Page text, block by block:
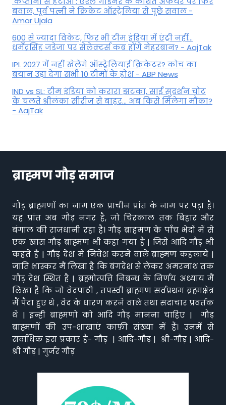
बवाल, पूर्व पत्नी ने क्रिकेट ऑस्ट्रेलिया से पूछे सवाल -
Amar Ujala
600 से ज्यादा विकेट, फिर भी टीम इंडिया में एंट्री नहीं...
धर्मेंद्रसिंह जडेजा पर सेलेक्टर्स कब होंगे मेहरबान? - AajTak
IPL 2027 में नहीं खेलेंगे ऑस्ट्रेलियाई क्रिकेटर? कोच का
बयान उड़ा देगा सभी 10 टीमों के होश - ABP News
IND vs SL: टीम इंड‍िया को करारा झटका, साई सुदर्शन चोट
के चलते श्रीलंका सीरीज से बाहर... अब किसे म‍िलेगा मौका?
- AajTak
ब्राह्मण गौड़ समाज
गौड़ ब्राह्मणों का नाम एक प्राचीन प्रांत के नाम पर पड़ा है।
यह प्रांत अब गौड़ नगर है, जो चिरकाल तक बिहार और
बंगाल की राजधानी रहा है। गौड़ ब्राहमण के पाँच भेदों में से
एक खास गौड़ ब्राह्मण भी कहा गया है | जिसे आदि गौड़ भी
कहते हैं | गौड़ देश में निवेश करने वाले ब्राह्मण कहलाये |
जाति भास्कर मैं लिखा है कि बंगदेश से लेकर अमरनाथ तक
गौड़ देश स्थित है | ब्रह्मोत्पत्ति निबन्ध के निर्णय अध्याय मैं
लिखा है कि जो वेदपाठी , तपस्वी ब्राह्मण सर्वप्रथम ब्रह्मक्षेत्र
मैं पैदा हुए थे , वेद के धारण करने वाले तथा सदाचार प्रवर्तक
थे | इन्ही ब्राह्मणो को आदि गौड़ मानना चाहिए | गौड़
ब्राह्मणों की उप-शाखाएं काफ़ी संख्या में हैं। उनमें से
सर्वाधिक इस प्रकार हैं- गौड़ | आदि-गौड़ | श्री-गौड़ | आदि-
श्री गौड़ | गुर्जर गौड़